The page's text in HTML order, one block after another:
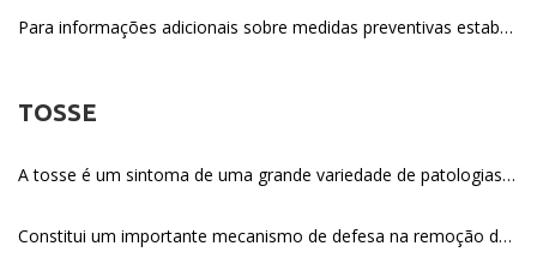
Para informações adicionais sobre medidas preventivas estabelecidas pelas autoridades de saúde das áreas afetadas, acesse: Organização Mundial da Saúde
TOSSE
A tosse é um sintoma de uma grande variedade de patologias, pulmonares e extrapulmonares, e por isto mesmo é muito comum, sendo, com certeza, uma das maiores causas de procura por atendimento médico. Este sintoma produz impacto social negativo, intolerância no trabalho e familiar, incontinência urinária, constrangimento público e prejuízo do sono, promovendo grande absenteísmo ao trabalho e escolar, além de gerar grande custo em exames subsidiários e com medicamentos.
Constitui um importante mecanismo de defesa na remoção das secreções excessivas e dos corpos estranhos ou partículas inaladas das vias aéreas, sendo desencadeada pela estimulação de receptores localizados no aparelho respiratório. Os estímulos podem ser inflamatórios, mecânicos, químicos, térmicos e reflexos.